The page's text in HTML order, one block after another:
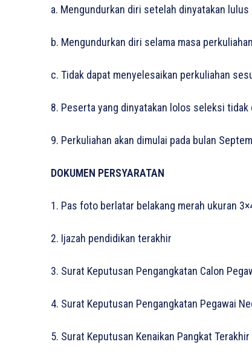
a. Mengundurkan diri setelah dinyatakan
b. Mengundurkan diri selama masa perkuliahan
c. Tidak dapat menyelesaikan perkuliahan
8. Peserta yang dinyatakan lolos seleksi
9. Perkuliahan akan dimulai pada bulan
DOKUMEN PERSYARATAN
1. Pas foto berlatar belakang merah ukuran
2. Ijazah pendidikan terakhir
3. Surat Keputusan Pengangkatan Calon
4. Surat Keputusan Pengangkatan Pegawai
5. Surat Keputusan Kenaikan Pangkat Terakhir